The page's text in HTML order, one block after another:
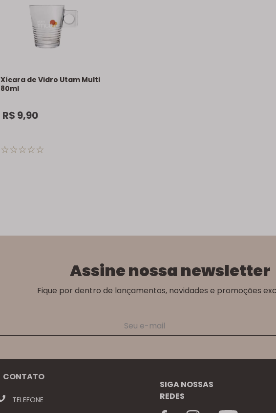
Xícara de Vidro Utam Multi
80ml
R$ 9,90
☆☆☆☆☆
Assine nossa newsletter
Fique por dentro de lançamentos, novidades e promoções
CONTATO
TELEFONE
SIGA NOSSAS
REDES